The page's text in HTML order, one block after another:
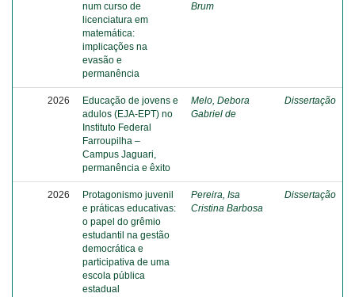
num curso de
licenciatura em
matemática:
implicações na
evasão e
permanência
Brum
2026
Educação de jovens e
adulos (EJA-EPT) no
Instituto Federal
Farroupilha –
Campus Jaguari,
permanência e êxito
Melo, Debora
Gabriel de
Dissertação
2026
Protagonismo juvenil
e práticas educativas:
o papel do grêmio
estudantil na gestão
democrática e
participativa de uma
escola pública
estadual
Pereira, Isa
Cristina Barbosa
Dissertação